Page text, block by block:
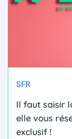
SFR
Il faut saisir
elle vous
exclusif !